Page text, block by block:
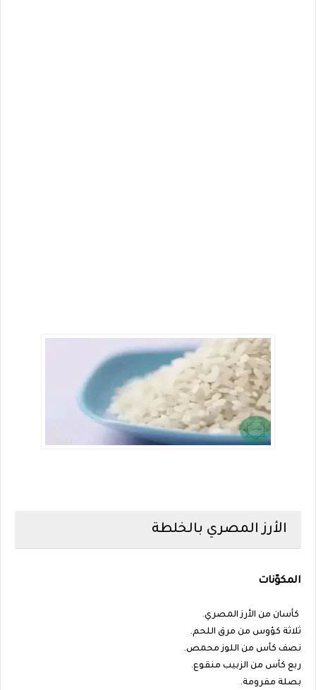
الأرز المصري بالخلطة
المكوّنات
كأسان من الأرز المصري.
ثلاثة كؤوس من مرق اللحم.
نصف كأس من اللوز محمص.
ربع كأس من الزبيب منقوع.
بصلة مفرومة.